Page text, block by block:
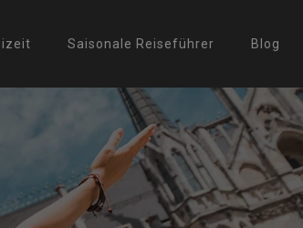
Saisonale Reiseführer Blog